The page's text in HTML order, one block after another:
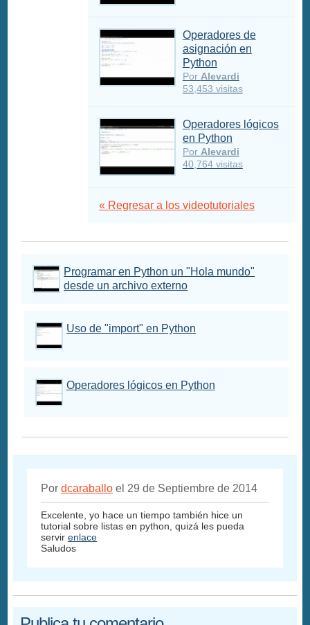
Operadores de
asignación en
Python
Por Alevardi
53,453 visitas
Operadores lógicos
en Python
Por Alevardi
40,764 visitas
« Regresar a los videotutoriales
Programar en Python un "Hola mundo"
desde un archivo externo
Uso de "import" en Python
Operadores lógicos en Python
Pordcaraballo el 29 de Septiembre de 2014
Excelente, yo hace un tiempo también hice un
tutorial sobre listas en python, quizá les pueda
servirenlace
Saludos